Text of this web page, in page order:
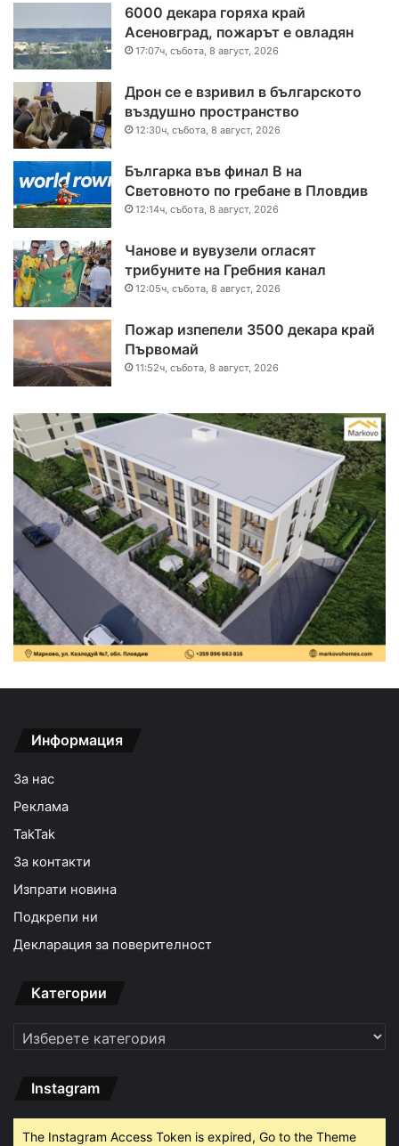
6000 декара горяха край
Асеновград, пожарът е овладян
17:07ч, събота, 8 август, 2026
Дрон се е взривил в българското
въздушно пространство
12:30ч, събота, 8 август, 2026
Българка във финал B на
Световното по гребане в Пловдив
12:14ч, събота, 8 август, 2026
Чанове и вувузели огласят
трибуните на Гребния канал
12:05ч, събота, 8 август, 2026
Пожар изпепели 3500 декара край
Първомай
11:52ч, събота, 8 август, 2026
Информация
За нас
Реклама
TakTak
За контакти
Изпрати новина
Подкрепи ни
Декларация за поверителност
Категории
Категории
Instagram
The Instagram Access Token is expired, Go to the Theme